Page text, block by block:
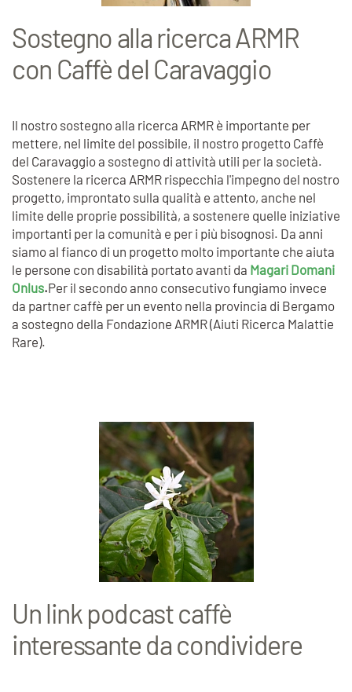
Sostegno alla ricerca ARMR
con Caffè del Caravaggio
Il nostro sostegno alla ricerca ARMR è importante per
mettere, nel limite del possibile, il nostro progetto Caffè
del Caravaggio a sostegno di attività utili per la società.
Sostenere la ricerca ARMR rispecchia l'impegno del nostro
progetto, improntato sulla qualità e attento, anche nel
limite delle proprie possibilità, a sostenere quelle iniziative
importanti per la comunità e per i più bisognosi. Da anni
siamo al fianco di un progetto molto importante che aiuta
le persone con disabilità portato avanti da Magari Domani
Onlus.Per il secondo anno consecutivo fungiamo invece
da partner caffè per un evento nella provincia di Bergamo
a sostegno della Fondazione ARMR (Aiuti Ricerca Malattie
Rare).
Un link podcast caffè
interessante da condividere